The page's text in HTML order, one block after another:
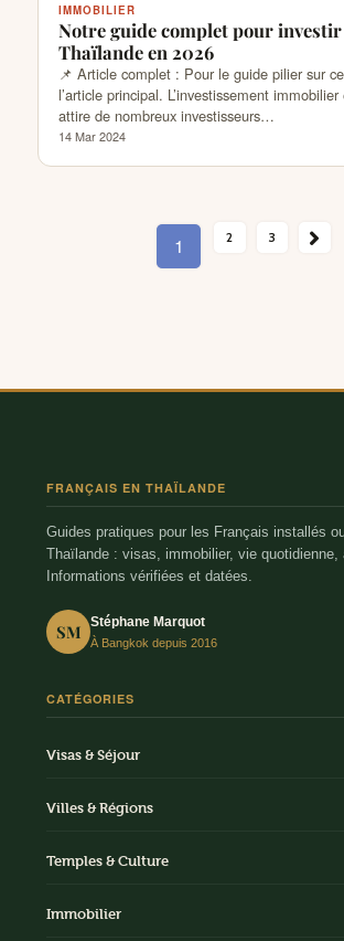
IMMOBILIER
Notre guide complet pour investir
Thaïlande en 2026
📌 Article complet : Pour le guide pilier sur
l’article principal. L’investissement
attire de nombreux investisseurs…
14 Mar 2024
1 2 3
SUIVANT →
FRANÇAIS EN THAÏLANDE
Guides pratiques pour les Français installés
Thaïlande : visas, immobilier, vie quotidienne,
Informations vérifiées et datées.
SM Stéphane Marquot
À Bangkok depuis 2016
CATÉGORIES
Visas & Séjour
Villes & Régions
Temples & Culture
Immobilier